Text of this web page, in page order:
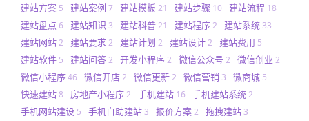
建站方案 5 建站案例 7 建站模板 21 建站步骤 10 建站流程 18
建站盘点 6 建站知识 3 建站科普21 建站程序2 建站系统 33
建站网站2 建站要求2 建站计划 2 建站设计2 建站费用 5
建站软件 5 建站问答2 开发小程序2 微信公众号 2 微信创业 2
微信小程序46 微信开店2 微信更新2 微信营销 3 微商城 5
快速建站8 房地产小程序2 手机建站 16 手机建站系统2
手机网站建设 5 手机自助建站 3 报价方案2 拖拽建站 3